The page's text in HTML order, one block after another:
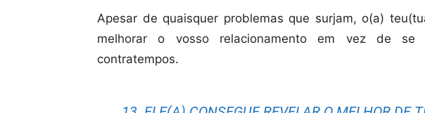
Apesar de quaisquer problemas que surjam, o(a)
melhorar o vosso relacionamento em vez de se
contratempos.